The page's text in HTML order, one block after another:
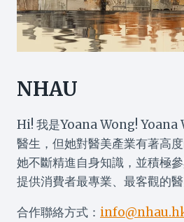
NHAU
Hi! 我是Yoana Wong! Yoana
醫生，但她對醫美產業有著高度
她不斷精進自身知識，並積極
提供消費者最專業、最客觀的醫
合作聯絡方式：